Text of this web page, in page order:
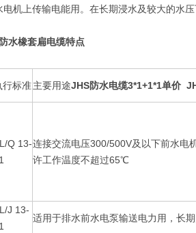
机上传输电能用。在长期浸水及较大的水
水橡套扁电缆特点
行标准主要用途JHS防水电缆3*1+1*1单价
Q 13-连接交流电压300/500V及以下前水电
许工作温度不超过65℃
J 13-
适用于排水前水电泵输送电力用，长